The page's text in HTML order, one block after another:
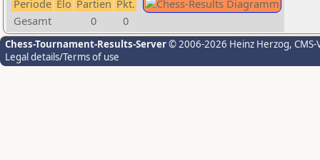
Periode Elo Partien Pkt.
Gesamt
0 0
Chess-Tournament-Results-Server© 2006-2026 Heinz Herzog,
Legal details/Terms of use